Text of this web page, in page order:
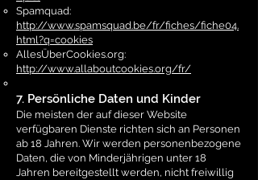
Spamquad:
http://www.spamsquad.be/fr/fiches/fiche04.
html?q=cookies
AllesÜberCookies.org:
http://www.allaboutcookies.org/fr/
7. Persönliche Daten und Kinder
Die meisten der auf dieser Website
verfügbaren Dienste richten sich an Personen
ab 18 Jahren. Wir werden personenbezogene
Daten, die von Minderjährigen unter 18
Jahren bereitgestellt werden, nicht freiwillig